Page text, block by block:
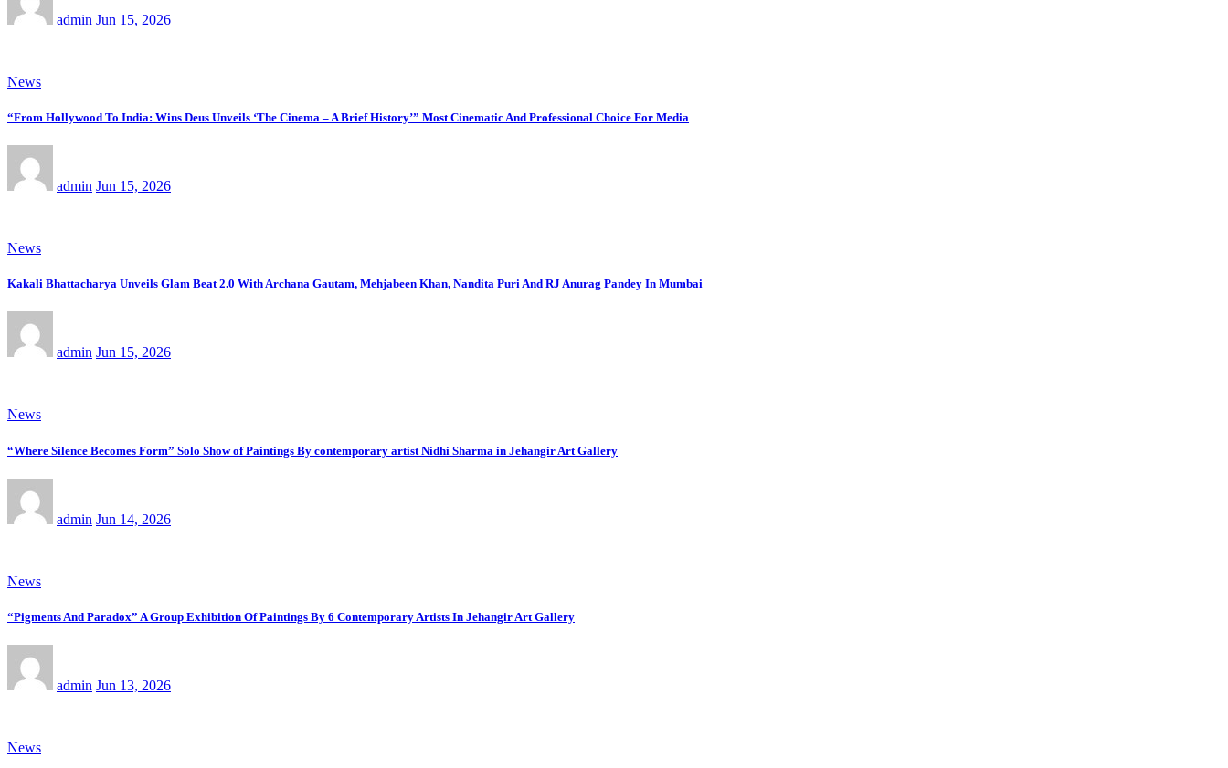
admin Jun 15, 2026
News
“From Hollywood To India: Wins Deus Unveils ‘The Cinema – A Brief History’” Most Cinematic And Professional Choice For Media
admin Jun 15, 2026
News
Kakali Bhattacharya Unveils Glam Beat 2.0 With Archana Gautam, Mehjabeen Khan, Nandita Puri And RJ Anurag Pandey In Mumbai
admin Jun 15, 2026
News
“Where Silence Becomes Form” Solo Show of Paintings By contemporary artist Nidhi Sharma in Jehangir Art Gallery
admin Jun 14, 2026
News
“Pigments And Paradox” A Group Exhibition Of Paintings By 6 Contemporary Artists In Jehangir Art Gallery
admin Jun 13, 2026
News